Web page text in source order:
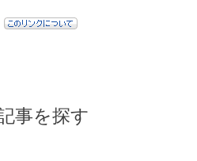
事を探す